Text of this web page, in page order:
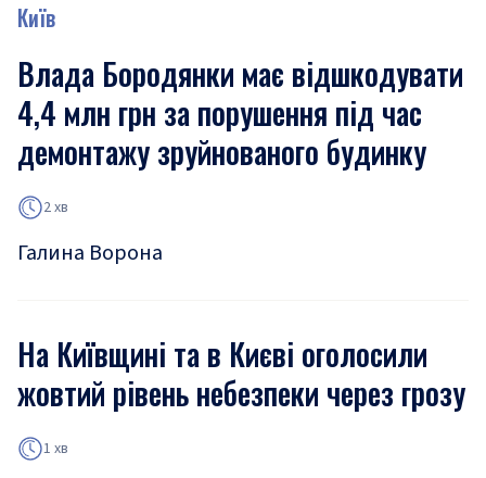
Київ
Влада Бородянки має відшкодувати
4,4 млн грн за порушення під час
демонтажу зруйнованого будинку
2 хв
Галина Ворона
На Київщині та в Києві оголосили
жовтий рівень небезпеки через грозу
1 хв